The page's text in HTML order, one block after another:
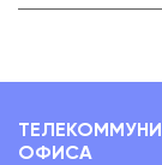
ОФИСА